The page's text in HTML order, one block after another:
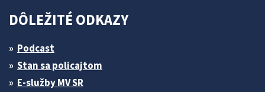
DÔLEŽITÉ ODKAZY
Podcast
Stan sa policajtom
E-služby MV SR